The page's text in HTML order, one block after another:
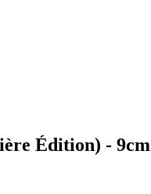
Édition) - 9cm